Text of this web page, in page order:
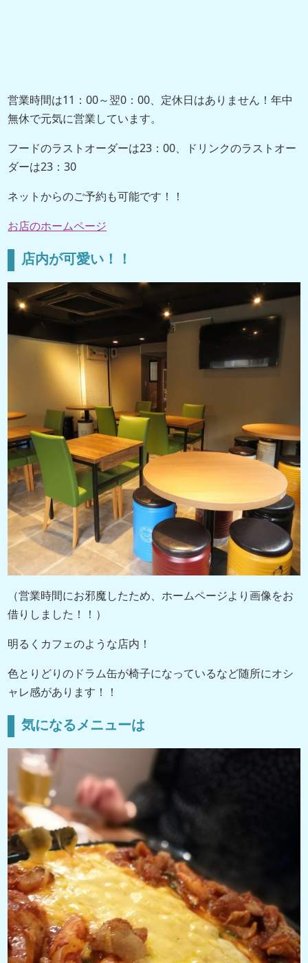
営業時間は11：00～翌0：00、定休日はありません！年中
無休で元気に営業しています。
フードのラストオーダーは23：00、ドリンクのラストオー
ダーは23：30
ネットからのご予約も可能です！！
お店のホームページ
店内が可愛い！！
（営業時間にお邪魔したため、ホームページより画像をお
借りしました！！）
明るくカフェのような店内！
色とりどりのドラム缶が椅子になっているなど随所にオシ
ャレ感があります！！
気になるメニューは